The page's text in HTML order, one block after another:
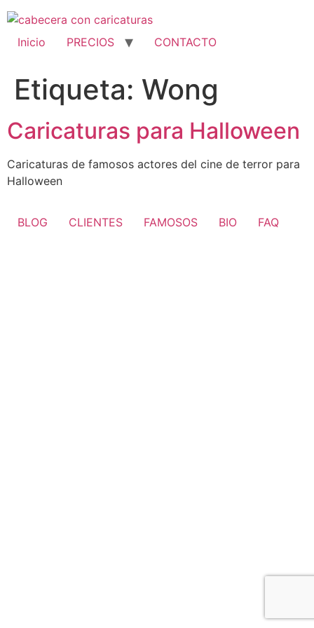
al
contenido
Inicio PRECIOS CONTACTO
Etiqueta: Wong
Caricaturas para Halloween
Caricaturas de famosos actores del cine de terror para
Halloween
BLOG CLIENTES FAMOSOS BIO FAQ